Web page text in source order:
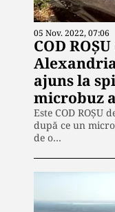
05 Nov. 2022, 07:06
COD
ajuns la
microbuz
Este COD ROȘU
după ce un
de o…